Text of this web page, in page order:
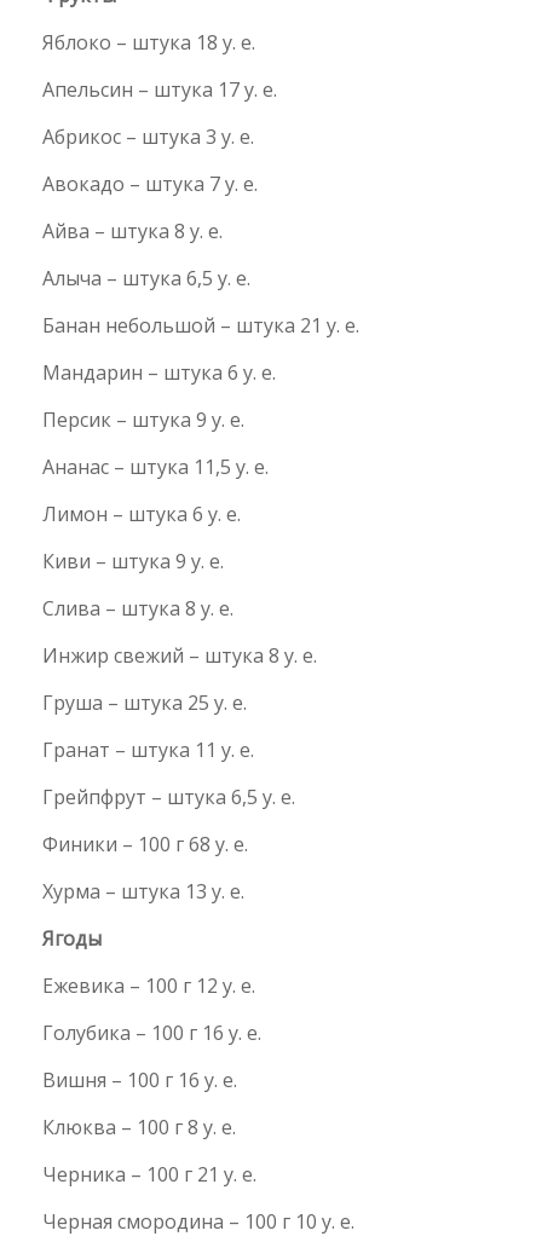
Яблоко – штука 18 у. е.
Апельсин – штука 17 у. е.
Абрикос – штука 3 у. е.
Авокадо – штука 7 у. е.
Айва – штука 8 у. е.
Алыча – штука 6,5 у. е.
Банан небольшой – штука 21 у. е.
Мандарин – штука 6 у. е.
Персик – штука 9 у. е.
Ананас – штука 11,5 у. е.
Лимон – штука 6 у. е.
Киви – штука 9 у. е.
Слива – штука 8 у. е.
Инжир свежий – штука 8 у. е.
Груша – штука 25 у. е.
Гранат – штука 11 у. е.
Грейпфрут – штука 6,5 у. е.
Финики – 100 г 68 у. е.
Хурма – штука 13 у. е.
Ягоды
Ежевика – 100 г 12 у. е.
Голубика – 100 г 16 у. е.
Вишня – 100 г 16 у. е.
Клюква – 100 г 8 у. е.
Черника – 100 г 21 у. е.
Черная смородина – 100 г 10 у. е.